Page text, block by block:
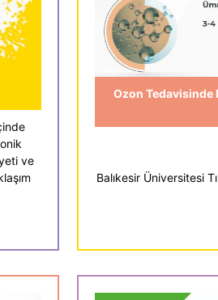
ve
Ozon
Balıkesir Üniversitesi